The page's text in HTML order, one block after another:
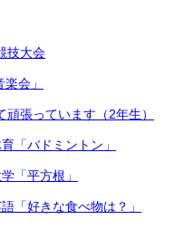
技大会
会」
張っています（2年生）
「バドミントン」
「平方根」
「好きな食べ物は？」